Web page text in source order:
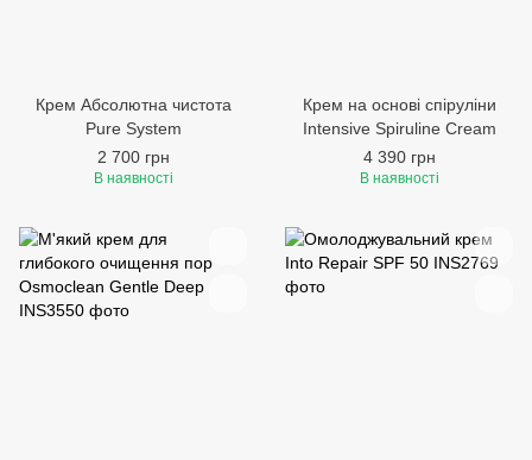
Крем Абсолютна чистота
Pure System
2 700 грн
В наявності
Крем на основі спіруліни
Intensive Spiruline Cream
4 390 грн
В наявності